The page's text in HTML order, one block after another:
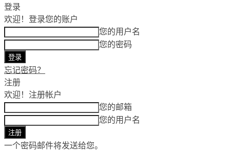
登录
欢迎！ 登录您的账户
您的用户名
您的密码
忘记密码？
注册
欢迎！ 注册帐户
您的邮箱
您的用户名
一个密码邮件将发送给您。